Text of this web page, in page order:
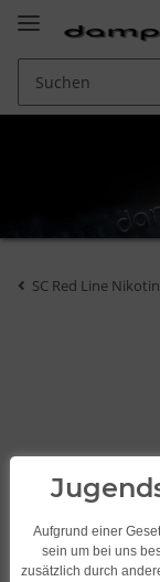
SC Red Line
Aufgrund einer
sein um bei uns
zusätzlich durch